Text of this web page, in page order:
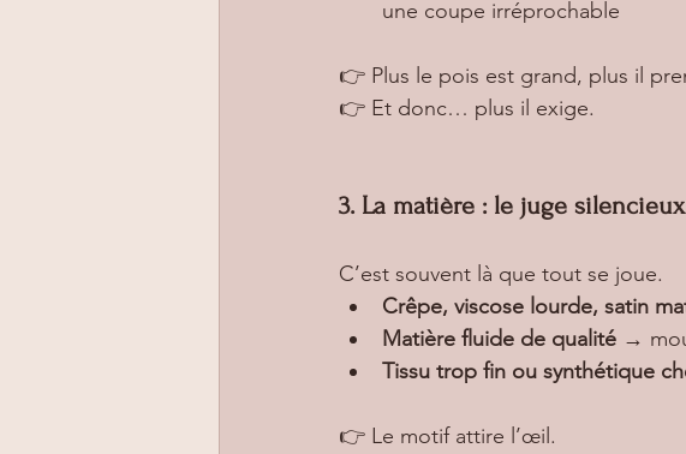
une coupe irréprochable
👉 Plus le pois est grand, plus il
👉 Et donc… plus il exige.
3. La matière : le juge silencieux
C’est souvent là que tout se joue.
Crêpe, viscose lourde, satin
Matière fluide de qualité →
Tissu trop fin ou synthétique
👉 Le motif attire l’œil.